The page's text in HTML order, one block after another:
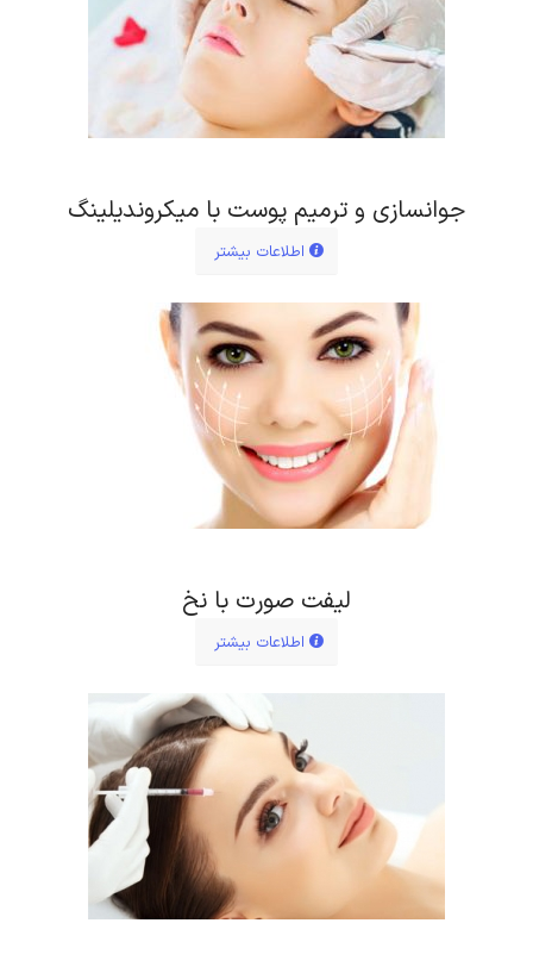
جوانسازی و ترمیم پوست با میکروندیلینگ
اطلاعات بیشتر
لیفت صورت با نخ
اطلاعات بیشتر